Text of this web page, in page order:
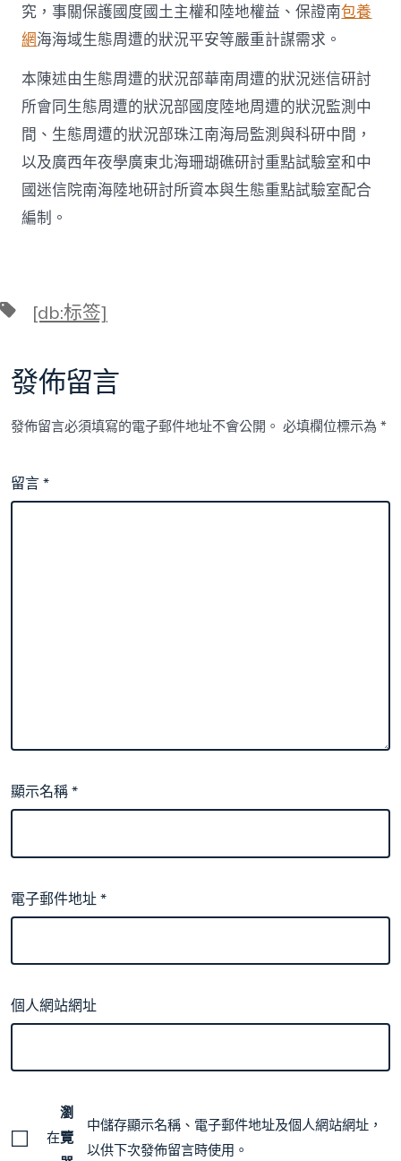
究，事關保護國度國土主權和陸地權益、保證南包養
網海海域生態周遭的狀況平安等嚴重計謀需求。
本陳述由生態周遭的狀況部華南周遭的狀況迷信研討
所會同生態周遭的狀況部國度陸地周遭的狀況監測中
間、生態周遭的狀況部珠江南海局監測與科研中間，
以及廣西年夜學廣東北海珊瑚礁研討重點試驗室和中
國迷信院南海陸地研討所資本與生態重點試驗室配合
編制。
標 [db:标签]
發佈留言
發佈留言必須填寫的電子郵件地址不會公開。 必填欄位標示為*
留言*
顯示名稱*
電子郵件地址*
個人網站網址
在
瀏
覽
中儲存顯示名稱、電子郵件地址及個人網站網址，
以供下次發佈留言時使用。